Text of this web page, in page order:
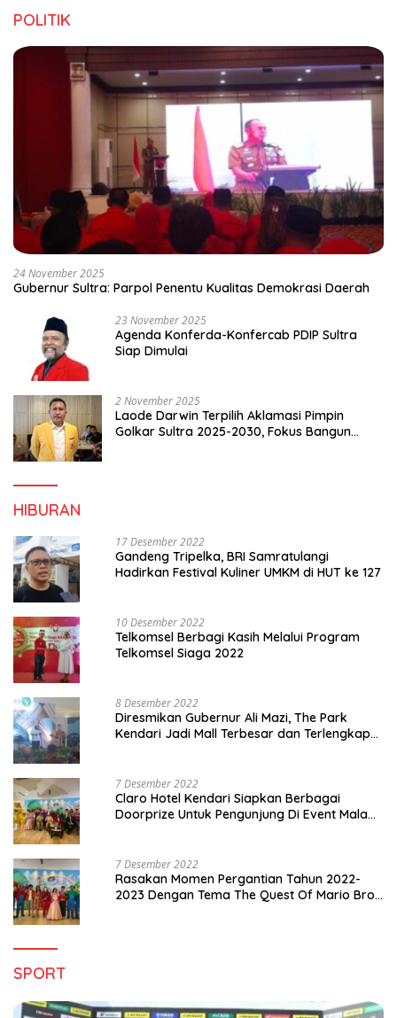
POLITIK
24 November 2025
Gubernur Sultra: Parpol Penentu Kualitas Demokrasi Daerah
23 November 2025
Agenda Konferda-Konfercab PDIP Sultra
Siap Dimulai
2 November 2025
Laode Darwin Terpilih Aklamasi Pimpin
Golkar Sultra 2025-2030, Fokus Bangun
HIBURAN
17 Desember 2022
Gandeng Tripelka, BRI Samratulangi
Hadirkan Festival Kuliner UMKM di HUT ke 127
10 Desember 2022
Telkomsel Berbagi Kasih Melalui Program
Telkomsel Siaga 2022
8 Desember 2022
Diresmikan Gubernur Ali Mazi, The Park
Kendari Jadi Mall Terbesar dan Terlengkap
7 Desember 2022
Claro Hotel Kendari Siapkan Berbagai
Doorprize Untuk Pengunjung Di Event Malam
7 Desember 2022
Rasakan Momen Pergantian Tahun 2022-
2023 Dengan Tema The Quest Of Mario Bros
SPORT